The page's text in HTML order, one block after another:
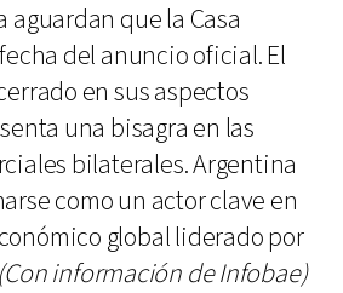
aguardan que la Casa
del anuncio oficial. El
en sus aspectos
una bisagra en las
bilaterales. Argentina
como un actor clave en
global liderado por
(Con información de Infobae)